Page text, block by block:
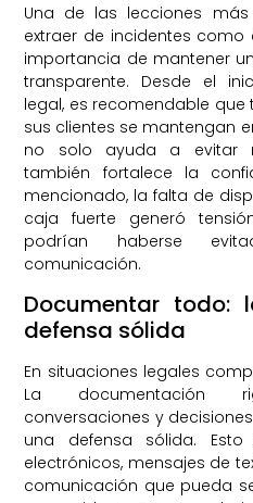
Una de las lecciones
extraer de incidentes como
importancia de mantener
transparente. Desde el
legal, es recomendable
sus clientes se mantengan
no solo ayuda a evitar
también fortalece la
mencionado, la falta de
caja fuerte generó
podrían haberse
comunicación.
Documentar
defensa sólida
En situaciones legales
La documentación
conversaciones y
una defensa sólida.
electrónicos, mensajes de
comunicación que pueda